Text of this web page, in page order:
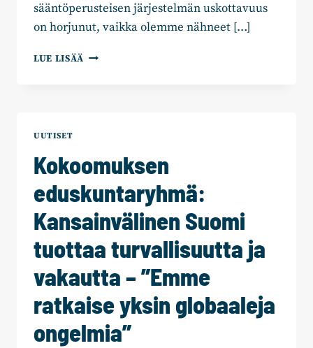
sääntöperusteisen järjestelmän uskottavuus
on horjunut, vaikka olemme nähneet […]
LUE LISÄÄ KANSAINVÄLINEN
UUTISET
Kokoomuksen
eduskuntaryhmä:
Kansainvälinen Suomi
tuottaa turvallisuutta ja
vakautta – ”Emme
ratkaise yksin globaaleja
ongelmia”